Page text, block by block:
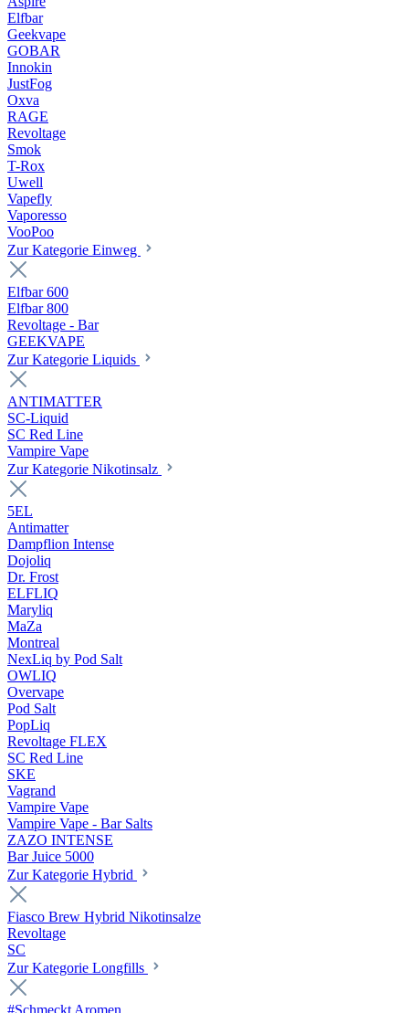
Elfbar
Geekvape
GOBAR
Innokin
JustFog
Oxva
RAGE
Revoltage
Smok
T-Rox
Uwell
Vapefly
Vaporesso
VooPoo
Zur Kategorie Einweg
Elfbar 600
Elfbar 800
Revoltage - Bar
GEEKVAPE
Zur Kategorie Liquids
ANTIMATTER
SC-Liquid
SC Red Line
Vampire Vape
Zur Kategorie Nikotinsalz
5EL
Antimatter
Dampflion Intense
Dojoliq
Dr. Frost
ELFLIQ
Maryliq
MaZa
Montreal
NexLiq by Pod Salt
OWLIQ
Overvape
Pod Salt
PopLiq
Revoltage FLEX
SC Red Line
SKE
Vagrand
Vampire Vape
Vampire Vape - Bar Salts
ZAZO INTENSE
Bar Juice 5000
Zur Kategorie Hybrid
Fiasco Brew Hybrid Nikotinsalze
Revoltage
SC
Zur Kategorie Longfills